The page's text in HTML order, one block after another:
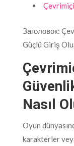
Заголовок:
Güçlü Giriş
Nasıl
Oyun
karakterler